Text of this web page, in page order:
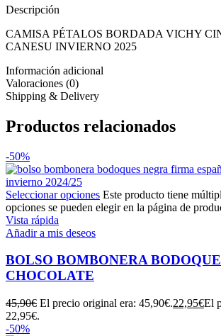
Descripción
CAMISA PÉTALOS BORDADA VICHY
CANESU INVIERNO 2025
Información adicional
Valoraciones (0)
Shipping & Delivery
Productos relacionados
-50%
Seleccionar opciones Este producto tiene
opciones se pueden elegir en la página de
Vista rápida
Añadir a mis deseos
BOLSO BOMBONERA
CHOCOLATE
45,90€ El precio original era: 45,90€.22,95€El
22,95€.
-50%